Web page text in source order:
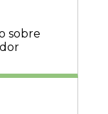
sobre